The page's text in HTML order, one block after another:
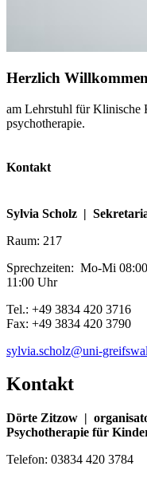
Herzlich
am Lehrstuhl für Klinische
psychotherapie.
Kontakt
Sylvia Scholz |
Raum: 217
Sprechzeiten: Mo-Mi
11:00 Uhr
Tel.: +49 3834 420 3716
Fax: +49 3834 420 3790
sylvia.scholz@uni-
Kontakt
Dörte Zitzow |
Psychotherapie für
Telefon: 03834 420 3784